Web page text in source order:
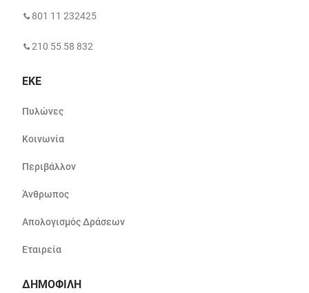
801 11 232425
210 55 58 832
ΕΚΕ
Πυλώνες
Κοινωνία
Περιβάλλον
Άνθρωπος
Απολογισμός Δράσεων
Εταιρεία
ΔΗΜΟΦΙΛΗ